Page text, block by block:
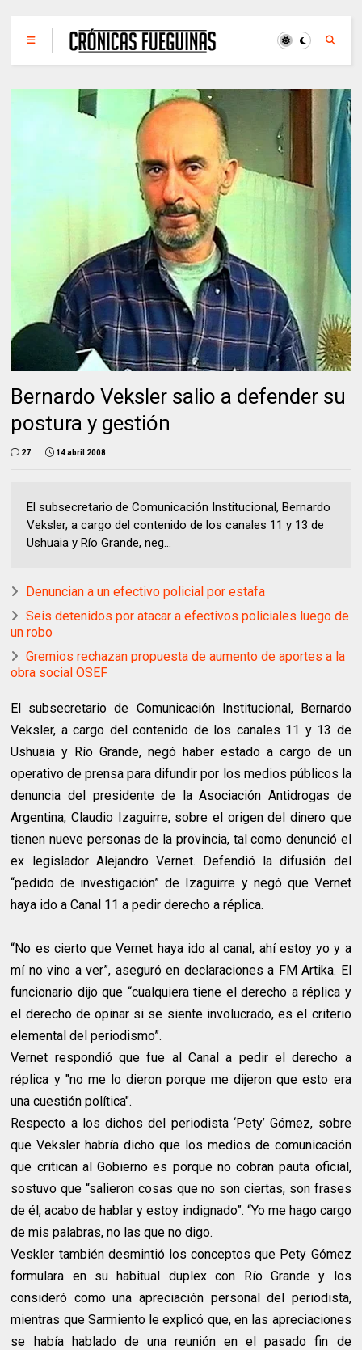
Bernardo Veksler salio a defender su
postura y gestión
27 14 abril 2008
El subsecretario de Comunicación Institucional, Bernardo
Veksler, a cargo del contenido de los canales 11 y 13 de
Ushuaia y Río Grande, neg...
Denuncian a un efectivo policial por estafa
Seis detenidos por atacar a efectivos policiales luego de
un robo
Gremios rechazan propuesta de aumento de aportes a la
obra social OSEF
El subsecretario de Comunicación Institucional, Bernardo
Veksler, a cargo del contenido de los canales 11 y 13 de
Ushuaia y Río Grande, negó haber estado a cargo de un
operativo de prensa para difundir por los medios públicos la
denuncia del presidente de la Asociación Antidrogas de
Argentina, Claudio Izaguirre, sobre el origen del dinero que
tienen nueve personas de la provincia, tal como denunció el
ex legislador Alejandro Vernet. Defendió la difusión del
“pedido de investigación” de Izaguirre y negó que Vernet
haya ido a Canal 11 a pedir derecho a réplica.
“No es cierto que Vernet haya ido al canal, ahí estoy yo y a
mí no vino a ver”, aseguró en declaraciones a FM Artika. El
funcionario dijo que “cualquiera tiene el derecho a réplica y
el derecho de opinar si se siente involucrado, es el criterio
elemental del periodismo”.
Vernet respondió que fue al Canal a pedir el derecho a
réplica y "no me lo dieron porque me dijeron que esto era
una cuestión política".
Respecto a los dichos del periodista ‘Pety’ Gómez, sobre
que Veksler habría dicho que los medios de comunicación
que critican al Gobierno es porque no cobran pauta oficial,
sostuvo que “salieron cosas que no son ciertas, son frases
de él, acabo de hablar y estoy indignado”. “Yo me hago cargo
de mis palabras, no las que no digo.
Veskler también desmintió los conceptos que Pety Gómez
formulara en su habitual duplex con Río Grande y los
consideró como una apreciación personal del periodista,
mientras que Sarmiento le explicó que, en las apreciaciones
se había hablado de una reunión en el pasado fin de